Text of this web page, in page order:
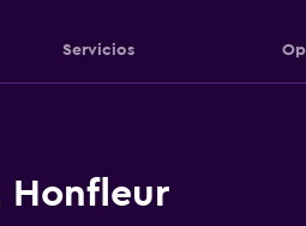
Servicios
Honfleur